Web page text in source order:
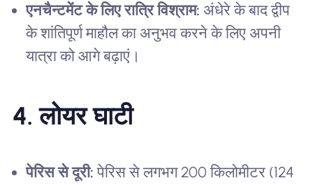
एनचैन्टमेंट के लिए रात्रि विश्राम: अंधेरे के बाद द्वीप
के शांतिपूर्ण माहौल का अनुभव करने के लिए अपनी
यात्रा को आगे बढ़ाएं।
4. लोयर घाटी
पेरिस से दूरी: पेरिस से लगभग 200 किलोमीटर (124